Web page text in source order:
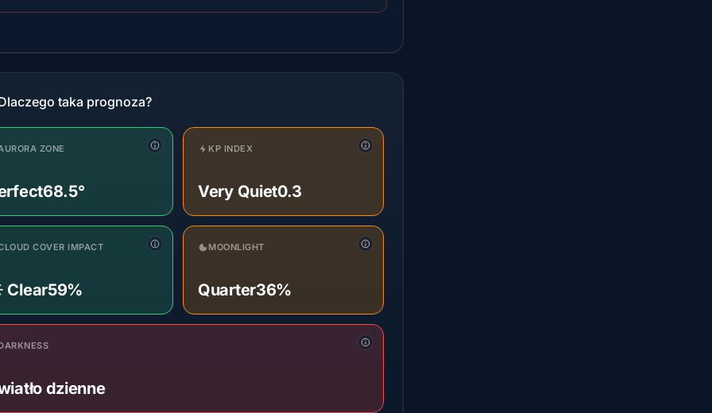
taka prognoza?
ZONE
68.5°
KP INDEX
Very Quiet0.3
COVER IMPACT
59%
MOONLIGHT
Quarter36%
dzienne